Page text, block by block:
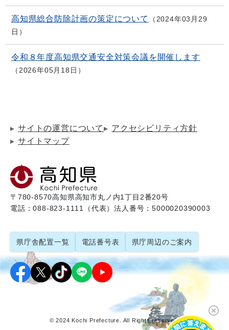
高知県総合防除計画の策定について
2024年03月29
日
令和８年度高知県交通安全対策会議を開催します
2026年05月18日
サイトの運営について
アクセシビリティ方針
サイトマップ
〒780-8570高知県高知市丸ノ内1丁目2番20号
電話：088-823-1111（代表）法人番号：5000020390003
県庁舎配置一覧 電話番号表 県庁周辺のご案内
© 2024 Kochi Prefecture. All Rights reserved.